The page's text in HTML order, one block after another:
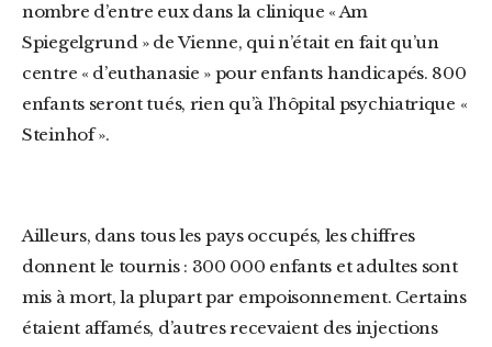
nombre d’entre eux dans la clinique « Am
Spiegelgrund » de Vienne, qui n’était en fait qu’un
centre « d’euthanasie » pour enfants handicapés. 800
enfants seront tués, rien qu’à l’hôpital psychiatrique «
Steinhof ».
Ailleurs, dans tous les pays occupés, les chiffres
donnent le tournis : 300 000 enfants et adultes sont
mis à mort, la plupart par empoisonnement. Certains
étaient affamés, d’autres recevaient des injections